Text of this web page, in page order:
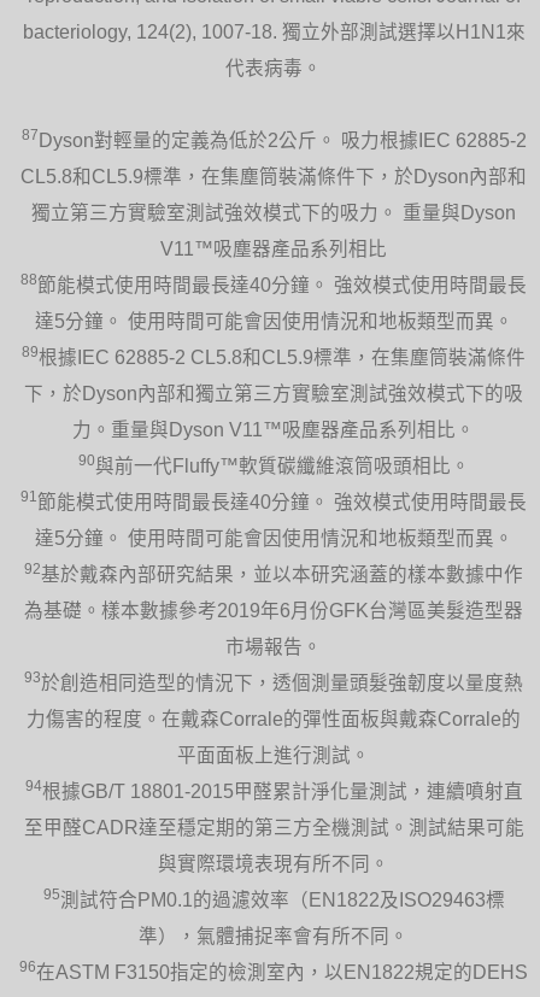
bacteriology, 124(2), 1007-18. 獨立外部測試選擇以H1N1來
代表病毒。
87 Dyson對輕量的定義為低於2公斤。 吸力根據IEC 62885-2
CL5.8和CL5.9標準，在集塵筒裝滿條件下，於Dyson內部和
獨立第三方實驗室測試強效模式下的吸力。 重量與Dyson
V11™吸塵器產品系列相比
88節能模式使用時間最長達40分鐘。 強效模式使用時間最長
達5分鐘。 使用時間可能會因使用情況和地板類型而異。
89根據IEC 62885-2 CL5.8和CL5.9標準，在集塵筒裝滿條件
下，於Dyson內部和獨立第三方實驗室測試強效模式下的吸
力。重量與Dyson V11™吸塵器產品系列相比。
90與前一代Fluffy™軟質碳纖維滾筒吸頭相比。
91 節能模式使用時間最長達40分鐘。 強效模式使用時間最長
達5分鐘。 使用時間可能會因使用情況和地板類型而異。
92基於戴森內部研究結果，並以本研究涵蓋的樣本數據中作
為基礎。樣本數據參考2019年6月份GFK台灣區美髮造型器
市場報告。
93於創造相同造型的情況下，透個測量頭髮強韌度以量度熱
力傷害的程度。在戴森Corrale的彈性面板與戴森Corrale的
平面面板上進行測試。
94根據GB/T 18801-2015甲醛累計淨化量測試，連續噴射直
至甲醛CADR達至穩定期的第三方全機測試。測試結果可能
與實際環境表現有所不同。
95測試符合PM0.1的過濾效率（EN1822及ISO29463標
準），氣體捕捉率會有所不同。
96在ASTM F3150指定的檢測室內，以EN1822規定的DEHS